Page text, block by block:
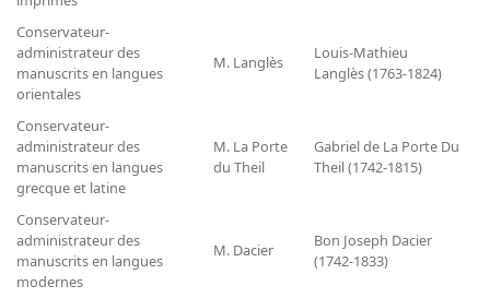
Organigrammes de la bibliothèque
Rapports d'activité de la Bibliothèque
Répertoire
Répertoire des catalogues d'expositions
Répertoire des catalogues
Répertoire des manuscrits du XXe siècle
Publications
Conservateur-
administrateur des
manuscrits en langues
orientales
M. Langlès
Louis-Mathieu
Langlès (1763-1824)
Conservateur-
administrateur des
manuscrits en langues
grecque et latine
M. La Porte
du Theil
Gabriel de La Porte Du
Theil (1742-1815)
Conservateur-
administrateur des
manuscrits en langues
modernes
M. Dacier
Bon Joseph Dacier
(1742-1833)